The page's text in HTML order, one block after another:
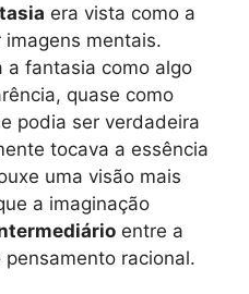
era vista como a
mentais.
a fantasia como algo
quase como
podia ser verdadeira
tocava a essência
uma visão mais
a imaginação
entre a
racional.